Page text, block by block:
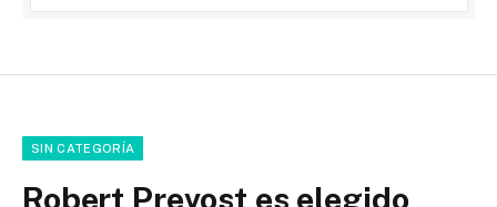
SIN CATEGORÍA
Robert Prevost es elegido